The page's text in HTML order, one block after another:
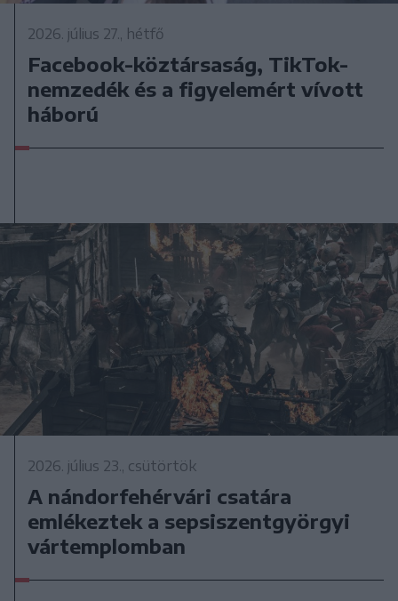
2026. július 27., hétfő
Facebook-köztársaság, TikTok-
nemzedék és a figyelemért vívott
háború
2026. július 23., csütörtök
A nándorfehérvári csatára
emlékeztek a sepsiszentgyörgyi
vártemplomban